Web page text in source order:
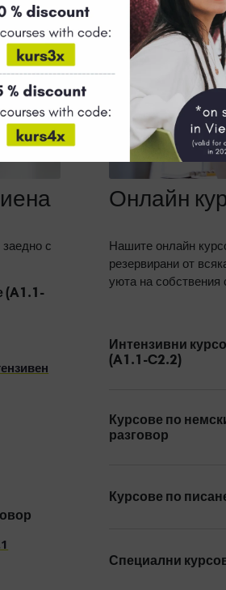
с
(A1.1-
Онлайн
Нашите онлайн
резервирани от
уюта на собствения
Интензивни
(A1.1-C2.2)
Курсове по
разговор
Курсове по
Специални